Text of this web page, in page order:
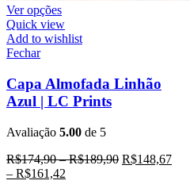
Ver opções
Quick view
Add to wishlist
Fechar
Capa Almofada Linhão
Azul | LC Prints
Avaliação 5.00 de 5
R$174,90–R$189,90 R$148,67
– R$161,42